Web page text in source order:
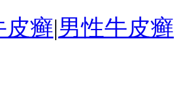
皮癣|男性牛皮癣